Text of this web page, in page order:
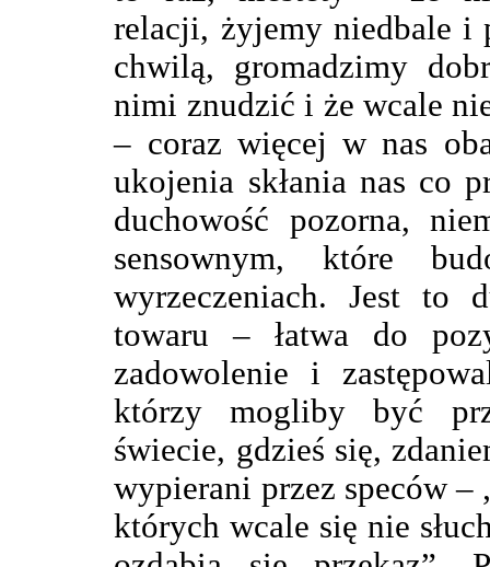
relacji, żyjemy niedbale i
chwilą, gromadzimy
nimi znudzić i że wcale
– coraz więcej w nas
ukojenia skłania nas co
duchowość pozorna,
sensownym, które
wyrzeczeniach. Jest to
towaru – łatwa do
zadowolenie i
którzy mogliby być
świecie, gdzieś się,
wypierani przez speców
których wcale się nie